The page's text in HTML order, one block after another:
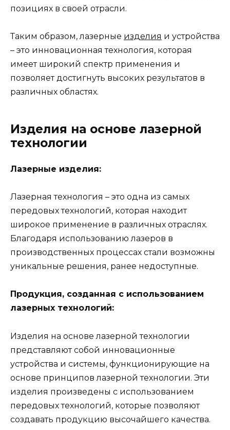
позициях в своей отрасли.
Таким образом, лазерные изделия и устройства
– это инновационная технология, которая
имеет широкий спектр применения и
позволяет достигнуть высоких результатов в
различных областях.
Изделия на основе лазерной
технологии
Лазерные изделия:
Лазерная технология – это одна из самых
передовых технологий, которая находит
широкое применение в различных отраслях.
Благодаря использованию лазеров в
производственных процессах стали возможны
уникальные решения, ранее недоступные.
Продукция, созданная с использованием
лазерных технологий:
Изделия на основе лазерной технологии
представляют собой инновационные
устройства и системы, функционирующие на
основе принципов лазерной технологии. Эти
изделия произведены с использованием
передовых технологий, которые позволяют
создавать продукцию высочайшего качества.